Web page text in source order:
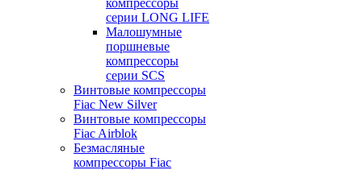
компрессоры
серии LONG LIFE
Малошумные
поршневые
компрессоры
серии SCS
Винтовые компрессоры
Fiac New Silver
Винтовые компрессоры
Fiac Airblok
Безмасляные
компрессоры Fiac